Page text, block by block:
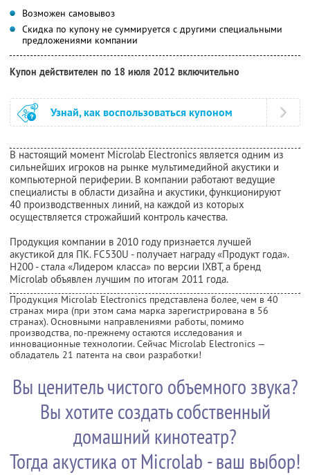
Возможен самовывоз
Скидка по купону не суммируется с другими специальными
предложениями компании
Купон действителен по 18 июля 2012 включительно
Узнай, как воспользоваться купоном
В настоящий момент Microlab Electronics является одним из
сильнейших игроков на рынке мультимедийной акустики и
компьютерной периферии. В компании работают ведущие
специалисты в области дизайна и акустики, функционируют
40 производственных линий, на каждой из которых
осуществляется строжайший контроль качества.
Продукция компании в 2010 году признается лучшей
акустикой для ПК. FC530U - получает награду «Продукт года».
H200 - стала «Лидером класса» по версии IXBT, а бренд
Microlab объявлен лучшим по итогам 2011 года.
Продукция Microlab Electronics представлена более, чем в 40
странах мира (при этом сама марка зарегистрирована в 56
странах). Основными направлениями работы, помимо
производства, по-прежнему остаются исследования и
инновационные технологии. Сейчас Microlab Electronics —
обладатель 21 патента на свои разработки!
Вы ценитель чистого объемного звука?
Вы хотите создать собственный
домашний кинотеатр?
Тогда акустика от Microlab - ваш выбор!